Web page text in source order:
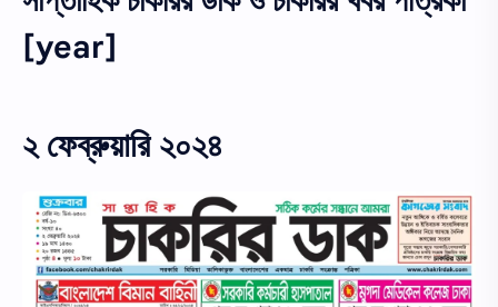
[year]
২ ফেব্রুয়ারি ২০২৪